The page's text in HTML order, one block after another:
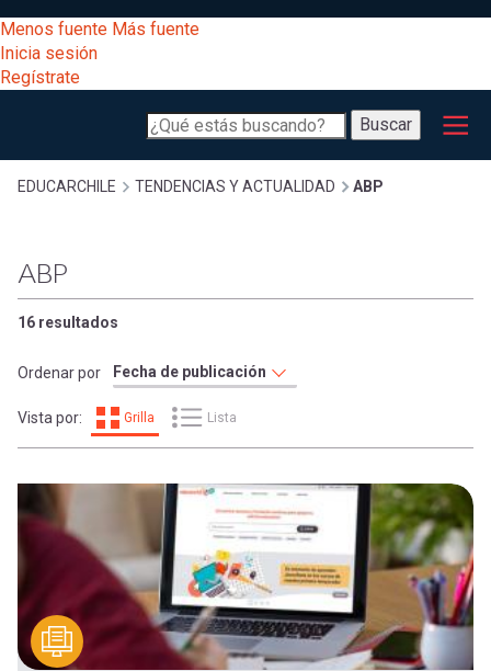
al
contenido
principal
[Educarchile
Escritorio]
Menú
entrar
a
mi
cuenta
Menos fuente Más fuente
Inicia sesión
Regístrate
Buscar
Buscar
Menú
principal
Desarrollo
Expand
Gestión
Comunidad
Expand
Expand
[Educarchile
Mobile]
Menú
Inicia
sesión
Sobrescribir
enlaces
de
ayuda
a
la
navegación
EDUCARCHILE TENDENCIAS Y ACTUALIDAD ABP
ABP
16 resultados
Ordenar por
Vista por: Grilla Lista